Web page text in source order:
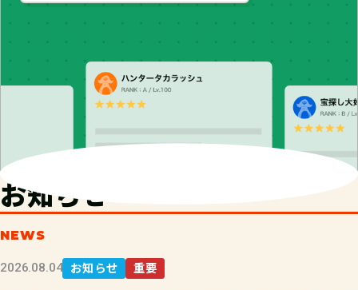
お知らせ
NEWS
2026.08.04 お知らせ 重要